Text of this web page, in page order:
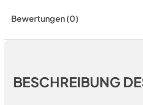
Bewertungen (0)
BESCHREIBUNG